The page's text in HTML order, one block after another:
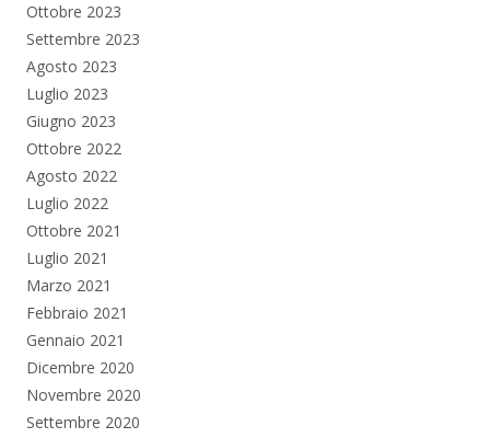
Ottobre 2023
Settembre 2023
Agosto 2023
Luglio 2023
Giugno 2023
Ottobre 2022
Agosto 2022
Luglio 2022
Ottobre 2021
Luglio 2021
Marzo 2021
Febbraio 2021
Gennaio 2021
Dicembre 2020
Novembre 2020
Settembre 2020